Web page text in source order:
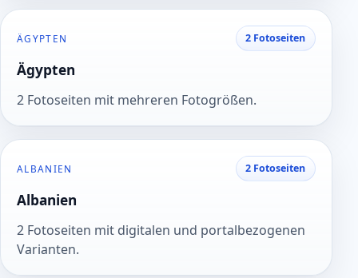
ÄGYPTEN 2 Fotoseiten
Ägypten
2 Fotoseiten mit mehreren Fotogrößen.
ALBANIEN 2 Fotoseiten
Albanien
2 Fotoseiten mit digitalen und portalbezogenen
Varianten.